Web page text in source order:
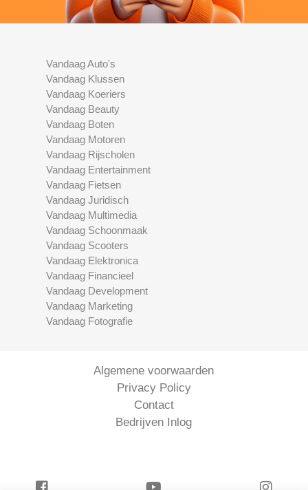
Vandaag Auto's
Vandaag Klussen
Vandaag Koeriers
Vandaag Beauty
Vandaag Boten
Vandaag Motoren
Vandaag Rijscholen
Vandaag Entertainment
Vandaag Fietsen
Vandaag Juridisch
Vandaag Multimedia
Vandaag Schoonmaak
Vandaag Scooters
Vandaag Elektronica
Vandaag Financieel
Vandaag Development
Vandaag Marketing
Vandaag Fotografie
Algemene voorwaarden
Privacy Policy
Contact
Bedrijven Inlog